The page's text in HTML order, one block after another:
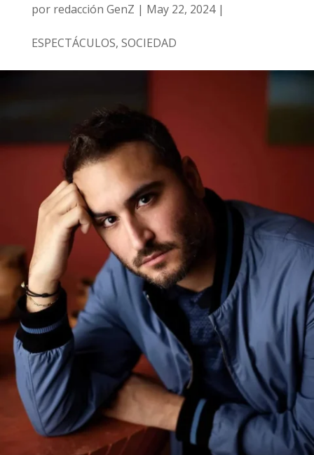
por redacción GenZ | May 22, 2024|
ESPECTÁCULOS, SOCIEDAD